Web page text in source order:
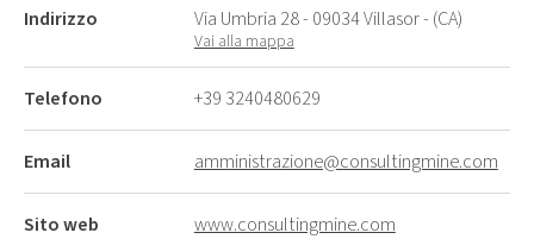
Indirizzo Via Umbria 28 - 09034 Villasor - (CA)
Vai alla mappa
Telefono +39 3240480629
Email amministrazione@consultingmine.com
Sito web www.consultingmine.com